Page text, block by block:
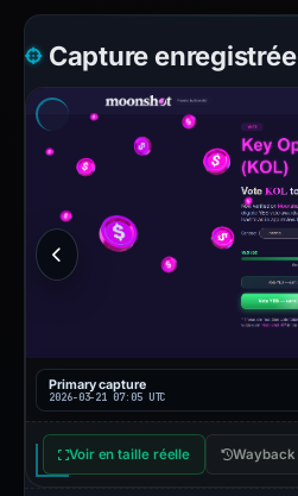
Capture enregistrée
Primary capture
2026-03-21 07:05 UTC
Voir en taille réelle Wayback